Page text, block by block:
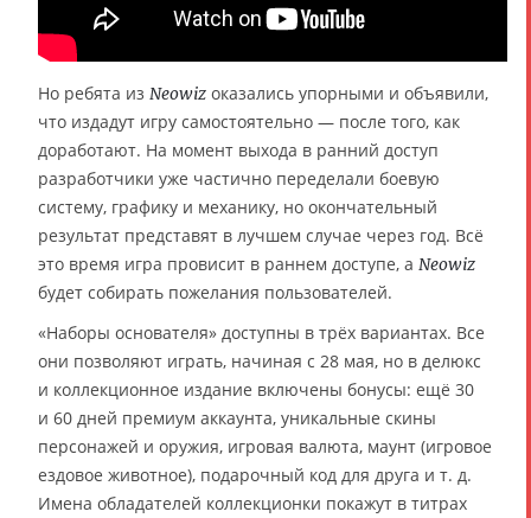
Но ребята из Neowiz оказались упорными и объявили,
что издадут игру самостоятельно — после того, как
доработают. На момент выхода в ранний доступ
разработчики уже частично переделали боевую
систему, графику и механику, но окончательный
результат представят в лучшем случае через год. Всё
это время игра провисит в раннем доступе, а Neowiz
будет собирать пожелания пользователей.
«Наборы основателя» доступны в трёх вариантах. Все
они позволяют играть, начиная с 28 мая, но в делюкс
и коллекционное издание включены бонусы: ещё 30
и 60 дней премиум аккаунта, уникальные скины
персонажей и оружия, игровая валюта, маунт (игровое
ездовое животное), подарочный код для друга и т. д.
Имена обладателей коллекционки покажут в титрах